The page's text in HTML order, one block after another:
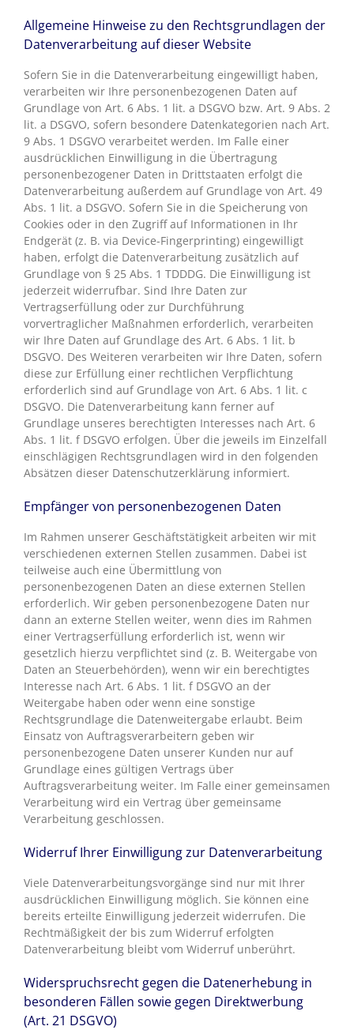
Allgemeine Hinweise zu den Rechtsgrundlagen der
Datenverarbeitung auf dieser Website
Sofern Sie in die Datenverarbeitung eingewilligt haben,
verarbeiten wir Ihre personenbezogenen Daten auf
Grundlage von Art. 6 Abs. 1 lit. a DSGVO bzw. Art. 9 Abs. 2
lit. a DSGVO, sofern besondere Datenkategorien nach Art.
9 Abs. 1 DSGVO verarbeitet werden. Im Falle einer
ausdrücklichen Einwilligung in die Übertragung
personenbezogener Daten in Drittstaaten erfolgt die
Datenverarbeitung außerdem auf Grundlage von Art. 49
Abs. 1 lit. a DSGVO. Sofern Sie in die Speicherung von
Cookies oder in den Zugriff auf Informationen in Ihr
Endgerät (z. B. via Device-Fingerprinting) eingewilligt
haben, erfolgt die Datenverarbeitung zusätzlich auf
Grundlage von § 25 Abs. 1 TDDDG. Die Einwilligung ist
jederzeit widerrufbar. Sind Ihre Daten zur
Vertragserfüllung oder zur Durchführung
vorvertraglicher Maßnahmen erforderlich, verarbeiten
wir Ihre Daten auf Grundlage des Art. 6 Abs. 1 lit. b
DSGVO. Des Weiteren verarbeiten wir Ihre Daten, sofern
diese zur Erfüllung einer rechtlichen Verpflichtung
erforderlich sind auf Grundlage von Art. 6 Abs. 1 lit. c
DSGVO. Die Datenverarbeitung kann ferner auf
Grundlage unseres berechtigten Interesses nach Art. 6
Abs. 1 lit. f DSGVO erfolgen. Über die jeweils im Einzelfall
einschlägigen Rechtsgrundlagen wird in den folgenden
Absätzen dieser Datenschutzerklärung informiert.
Empfänger von personenbezogenen Daten
Im Rahmen unserer Geschäftstätigkeit arbeiten wir mit
verschiedenen externen Stellen zusammen. Dabei ist
teilweise auch eine Übermittlung von
personenbezogenen Daten an diese externen Stellen
erforderlich. Wir geben personenbezogene Daten nur
dann an externe Stellen weiter, wenn dies im Rahmen
einer Vertragserfüllung erforderlich ist, wenn wir
gesetzlich hierzu verpflichtet sind (z. B. Weitergabe von
Daten an Steuerbehörden), wenn wir ein berechtigtes
Interesse nach Art. 6 Abs. 1 lit. f DSGVO an der
Weitergabe haben oder wenn eine sonstige
Rechtsgrundlage die Datenweitergabe erlaubt. Beim
Einsatz von Auftragsverarbeitern geben wir
personenbezogene Daten unserer Kunden nur auf
Grundlage eines gültigen Vertrags über
Auftragsverarbeitung weiter. Im Falle einer gemeinsamen
Verarbeitung wird ein Vertrag über gemeinsame
Verarbeitung geschlossen.
Widerruf Ihrer Einwilligung zur Datenverarbeitung
Viele Datenverarbeitungsvorgänge sind nur mit Ihrer
ausdrücklichen Einwilligung möglich. Sie können eine
bereits erteilte Einwilligung jederzeit widerrufen. Die
Rechtmäßigkeit der bis zum Widerruf erfolgten
Datenverarbeitung bleibt vom Widerruf unberührt.
Widerspruchsrecht gegen die Datenerhebung in
besonderen Fällen sowie gegen Direktwerbung
(Art. 21 DSGVO)